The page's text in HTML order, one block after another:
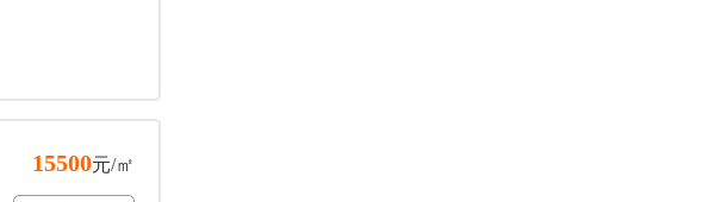
15500元/㎡